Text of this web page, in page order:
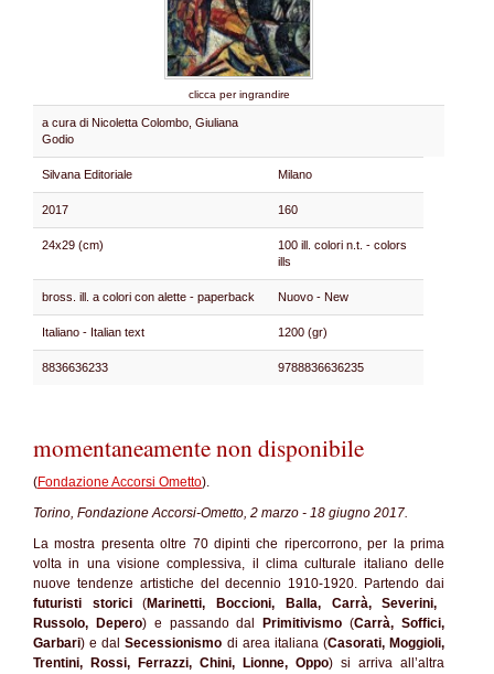
clicca per ingrandire
a cura di Nicoletta Colombo, Giuliana
Godio
Silvana Editoriale Milano
2017 160
24x29 (cm)
100 ill. colori n.t. - colors
ills
bross. ill. a colori con alette - paperback Nuovo - New
Italiano - Italian text 1200 (gr)
8836636233 9788836636235
momentaneamente non disponibile
(Fondazione Accorsi Ometto).
Torino, Fondazione Accorsi-Ometto, 2 marzo - 18 giugno 2017.
La mostra presenta oltre 70 dipinti che ripercorrono, per la prima
volta in una visione complessiva, il clima culturale italiano delle
nuove tendenze artistiche del decennio 1910-1920. Partendo dai
futuristi storici(Marinetti, Boccioni, Balla, Carrà, Severini,
Russolo, Depero) e passando dal Primitivismo (Carrà, Soffici,
Garbari) e dalSecessionismo di area italiana (Casorati, Moggioli,
Trentini, Rossi, Ferrazzi, Chini, Lionne, Oppo) si arriva all’altra